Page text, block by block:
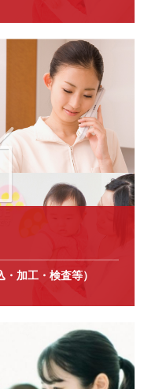
加工・検査等）